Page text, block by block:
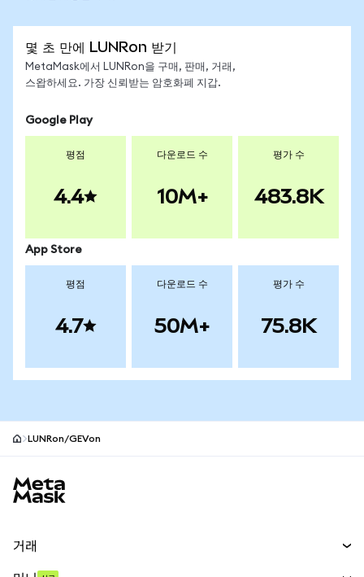
몇 초 만에 LUNRon 받기
MetaMask에서 LUNRon을 구매, 판매, 거래,
스왑하세요. 가장 신뢰받는 암호화폐 지갑.
Google Play
평점
4.4
다운로드 수
10M+
평가 수
483.8K
App Store
평점
4.7
다운로드 수
50M+
평가 수
75.8K
LUNRon/GEVon
거래